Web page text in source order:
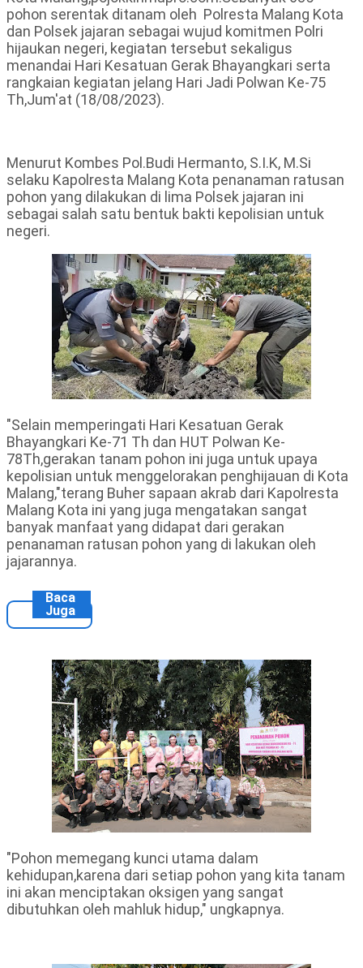
pohon serentak ditanam oleh Polresta Malang Kota
dan Polsek jajaran sebagai wujud komitmen Polri
hijaukan negeri, kegiatan tersebut sekaligus
menandai Hari Kesatuan Gerak Bhayangkari serta
rangkaian kegiatan jelang Hari Jadi Polwan Ke-75
Th,Jum'at (18/08/2023).
Menurut Kombes Pol.Budi Hermanto, S.I.K, M.Si
selaku Kapolresta Malang Kota penanaman ratusan
pohon yang dilakukan di lima Polsek jajaran ini
sebagai salah satu bentuk bakti kepolisian untuk
negeri.
"Selain memperingati Hari Kesatuan Gerak
Bhayangkari Ke-71 Th dan HUT Polwan Ke-
78Th,gerakan tanam pohon ini juga untuk upaya
kepolisian untuk menggelorakan penghijauan di Kota
Malang,"terang Buher sapaan akrab dari Kapolresta
Malang Kota ini yang juga mengatakan sangat
banyak manfaat yang didapat dari gerakan
penanaman ratusan pohon yang di lakukan oleh
jajarannya.
Baca
Juga
"Pohon memegang kunci utama dalam
kehidupan,karena dari setiap pohon yang kita tanam
ini akan menciptakan oksigen yang sangat
dibutuhkan oleh mahluk hidup," ungkapnya.